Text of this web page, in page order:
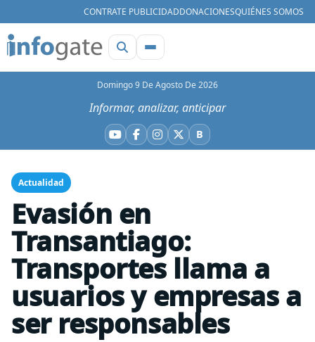
CONTRATE PUBLICIDADDONACIONESQUIÉNES SOMOS
Domingo 9 De Agosto De 2026
Informar, analizar, anticipar
YouTube
Facebook
Instagram
X BBluesky
Actualidad
Evasión en
Transantiago:
Transportes llama a
usuarios y empresas a
ser responsables